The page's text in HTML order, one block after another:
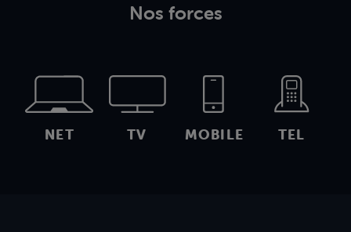
Nos forces
NET TV MOBILE TEL